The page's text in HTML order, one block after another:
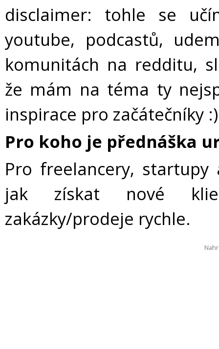
disclaimer: tohle se
youtube, podcastů,
komunitách na redditu,
že mám na téma ty
inspirace pro začátečníky :)
Pro koho je přednáška
Pro freelancery,
jak získat nové
zakázky/prodeje rychle.